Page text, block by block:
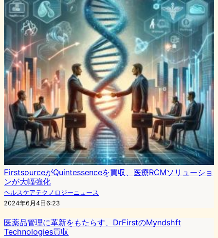
FirstsourceがQuintessenceを買収、医療RCMソリューショ
ンが大幅強化
ヘルスケアテクノロジーニュース
2024年6月4日6:23
医薬品管理に革新をもたらす、DrFirstのMyndshft
Technologies買収